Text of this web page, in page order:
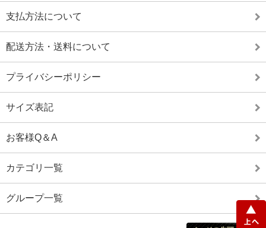
支払方法について
配送方法・送料について
プライバシーポリシー
サイズ表記
お客様Q＆A
カテゴリ一覧
グループ一覧